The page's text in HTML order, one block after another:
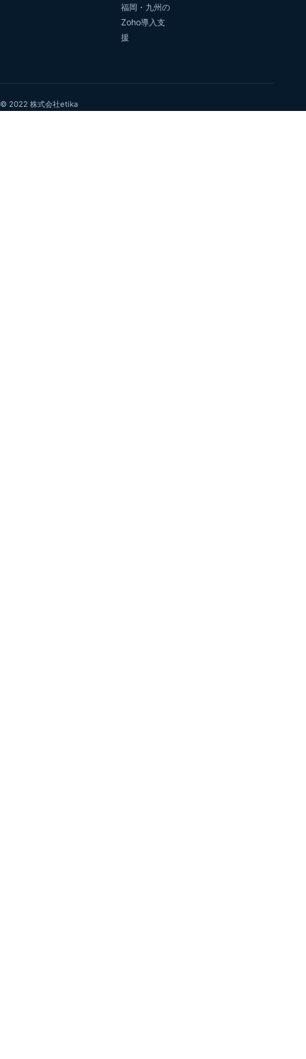
福岡・九州の
Zoho導入支
援
© 2022 株式会社etika